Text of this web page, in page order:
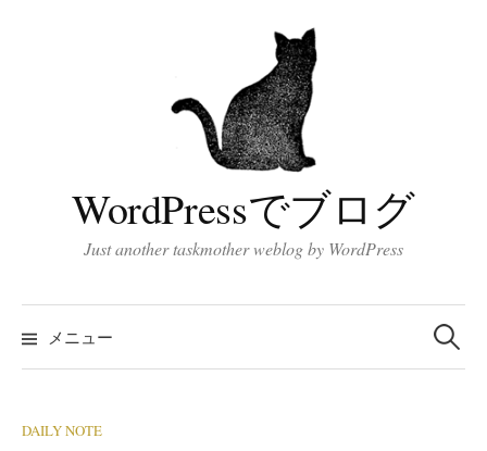
WordPressでブログ
Just another taskmother weblog by WordPress
メニュー
検
索:
DAILY NOTE